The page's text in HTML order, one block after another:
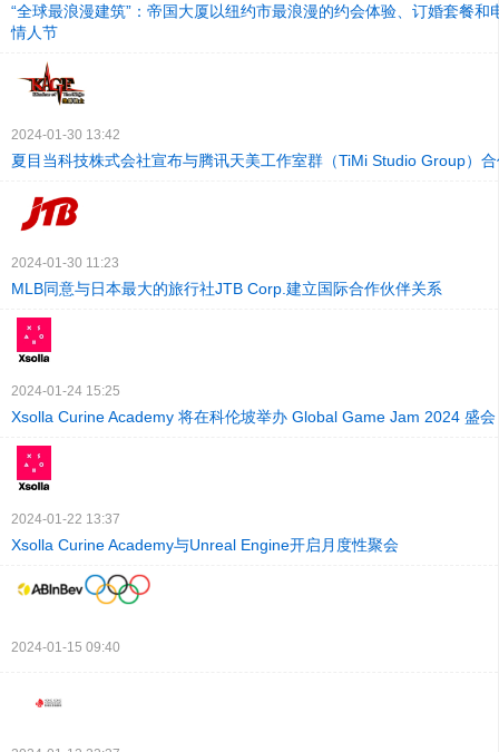
“全球最浪漫建筑”：帝国大厦以纽约市最浪漫的约会体验、订婚套餐和
情人节
2024-01-30 13:42
夏目当科技株式会社宣布与腾讯天美工作室群（TiMi Studio Group）
2024-01-30 11:23
MLB同意与日本最大的旅行社JTB Corp.建立国际合作伙伴关系
2024-01-24 15:25
Xsolla Curine Academy 将在科伦坡举办 Global Game Jam 2024 盛会
2024-01-22 13:37
Xsolla Curine Academy与Unreal Engine开启月度性聚会
2024-01-15 09:40